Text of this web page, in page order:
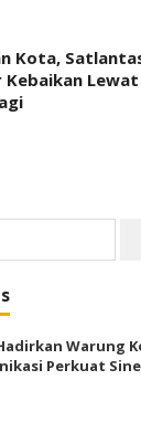
Kota,
Kebaikan
Warung
Perkuat